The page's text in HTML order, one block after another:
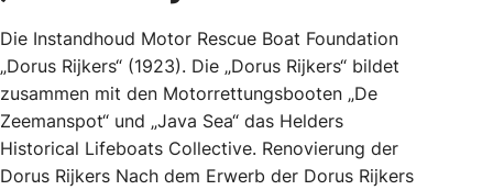
Die Instandhoud Motor Rescue Boat Foundation
„Dorus Rijkers“ (1923). Die „Dorus Rijkers“ bildet
zusammen mit den Motorrettungsbooten „De
Zeemanspot“ und „Java Sea“ das Helders
Historical Lifeboats Collective. Renovierung der
Dorus Rijkers Nach dem Erwerb der Dorus Rijkers